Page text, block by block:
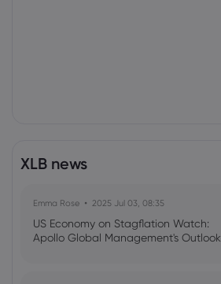
XLB news
Emma Rose 2025 Jul 03, 08:35
US Economy on Stagflation Watch:
Apollo Global Management's Outlook